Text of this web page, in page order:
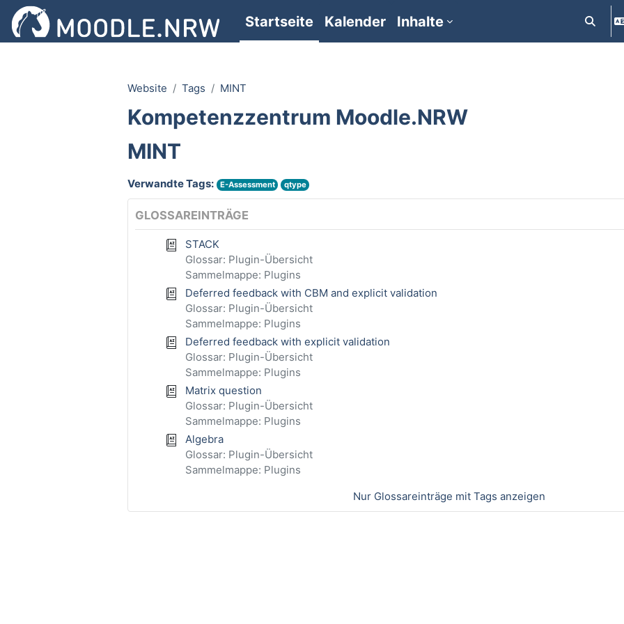
Zum Hauptinhalt
Startseite Kalender Inhalte
Website Tags MINT
Kompetenzzentrum Moodle.NRW
MINT
Verwandte Tags: E-Assessment qtype
GLOSSAREINTRÄGE
STACK
Glossar: Plugin-Übersicht
Sammelmappe: Plugins
Deferred feedback with CBM and explicit validation
Glossar: Plugin-Übersicht
Sammelmappe: Plugins
Deferred feedback with explicit validation
Glossar: Plugin-Übersicht
Sammelmappe: Plugins
Matrix question
Glossar: Plugin-Übersicht
Sammelmappe: Plugins
Algebra
Glossar: Plugin-Übersicht
Sammelmappe: Plugins
Nur Glossareinträge mit Tags anzeigen